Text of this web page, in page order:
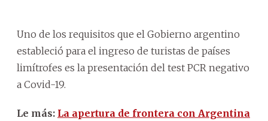
Uno de los requisitos que el Gobierno argentino
estableció para el ingreso de turistas de países
limítrofes es la presentación del test PCR negativo
a Covid-19.
Le más: La apertura de frontera con Argentina